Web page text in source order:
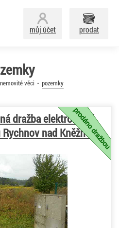
nemovité věci pozemky
dražba elektronická
nad Kněžnou -
můj účet prodat